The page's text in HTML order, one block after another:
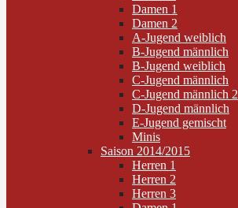
Damen 1
Damen 2
A-Jugend weiblich
B-Jugend männlich
B-Jugend weiblich
C-Jugend männlich
C-Jugend männlich 2
D-Jugend männlich
E-Jugend gemischt
Minis
Saison 2014/2015
Herren 1
Herren 2
Herren 3